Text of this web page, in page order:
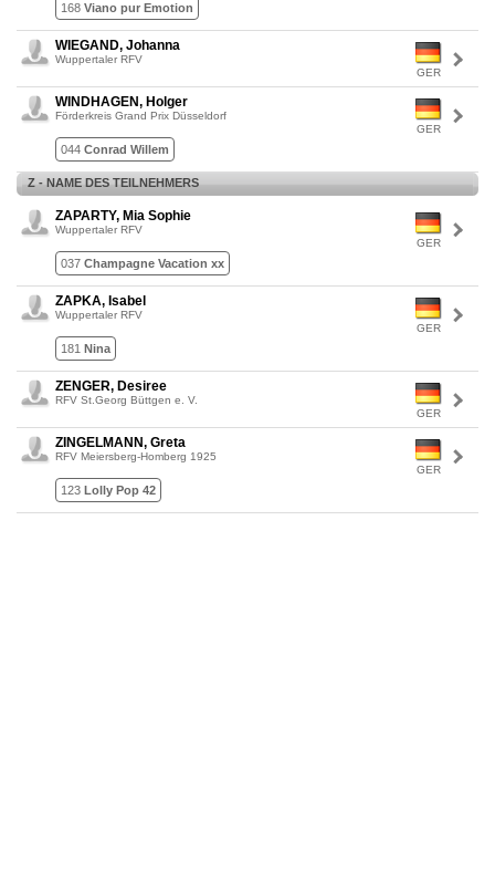
168 Viano pur Emotion
GER
WIEGAND, Johanna
Wuppertaler RFV
GER
WINDHAGEN, Holger
Förderkreis Grand Prix Düsseldorf
044 Conrad Willem
Z - NAME DES TEILNEHMERS
GER
ZAPARTY, Mia Sophie
Wuppertaler RFV
037 Champagne Vacation xx
GER
ZAPKA, Isabel
Wuppertaler RFV
181 Nina
GER
ZENGER, Desiree
RFV St.Georg Büttgen e. V.
GER
ZINGELMANN, Greta
RFV Meiersberg-Homberg 1925
123 Lolly Pop 42